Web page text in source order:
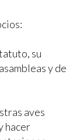
su
y de
aves
hacer